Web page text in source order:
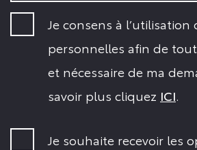
Je consens à
personnelles afin de
et nécessaire de ma
savoir plus cliquez ICI.
Je souhaite recevoir les